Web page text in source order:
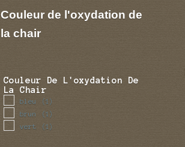
Couleur de l'oxydation de
la chair
Couleur De L'oxydation De
La Chair
bleu (1)
brun (1)
vert (1)